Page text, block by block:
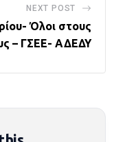
NEXT POST
Όλοι στους
– ΓΣΕΕ- ΑΔΕΔΥ